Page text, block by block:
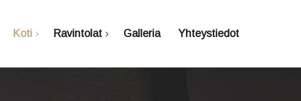
Koti Ravintolat Galleria Yhteystiedot